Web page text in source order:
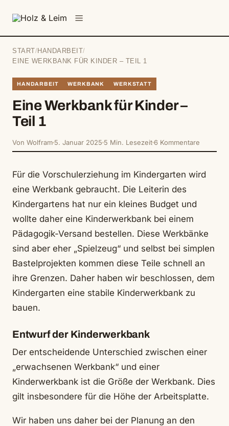
START / HANDARBEIT /
EINE WERKBANK FÜR KINDER – TEIL 1
HANDARBEIT WERKBANK WERKSTATT
Eine Werkbank für Kinder –
Teil 1
Von Wolfram 5. Januar 2025 5 Min. Lesezeit6 Kommentare
Für die Vorschulerziehung im Kindergarten wird
eine Werkbank gebraucht. Die Leiterin des
Kindergartens hat nur ein kleines Budget und
wollte daher eine Kinderwerkbank bei einem
Pädagogik-Versand bestellen. Diese Werkbänke
sind aber eher „Spielzeug“ und selbst bei simplen
Bastelprojekten kommen diese Teile schnell an
ihre Grenzen. Daher haben wir beschlossen, dem
Kindergarten eine stabile Kinderwerkbank zu
bauen.
Entwurf der Kinderwerkbank
Der entscheidende Unterschied zwischen einer
„erwachsenen Werkbank“ und einer
Kinderwerkbank ist die Größe der Werkbank. Dies
gilt insbesondere für die Höhe der Arbeitsplatte.
Wir haben uns daher bei der Planung an den